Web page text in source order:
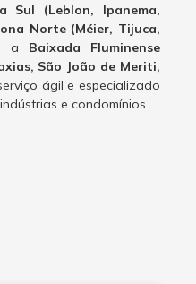
Sul (Leblon, Ipanema,
Norte (Méier, Tijuca,
a Baixada Fluminense
São João de Meriti,
ágil e especializado
e condomínios.